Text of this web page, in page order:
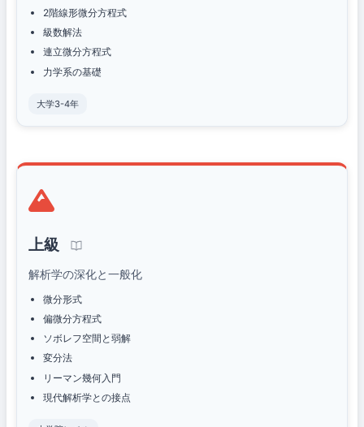
2階線形微分方程式
級数解法
連立微分方程式
力学系の基礎
大学3-4年
上級
解析学の深化と一般化
微分形式
偏微分方程式
ソボレフ空間と弱解
変分法
リーマン幾何入門
現代解析学との接点